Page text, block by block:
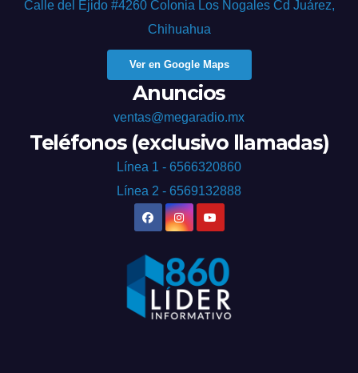
Calle del Ejido #4260 Colonia Los Nogales Cd Juárez,
Chihuahua
Ver en Google Maps
Anuncios
ventas@megaradio.mx
Teléfonos (exclusivo llamadas)
Línea 1 - 6566320860
Línea 2 - 6569132888